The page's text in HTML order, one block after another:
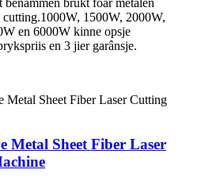
cutting.1000W, 1500W, 2000W,
en 6000W kinne opsje
en 3 jier garânsje.
Metal Sheet Fiber Laser